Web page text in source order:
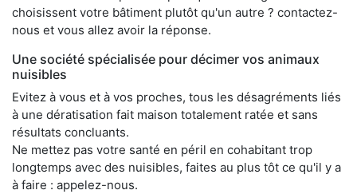
choisissent votre bâtiment plutôt qu'un autre ? contactez-
nous et vous allez avoir la réponse.
Une société spécialisée pour décimer vos animaux
nuisibles
Evitez à vous et à vos proches, tous les désagréments liés
à une dératisation fait maison totalement ratée et sans
résultats concluants.
Ne mettez pas votre santé en péril en cohabitant trop
longtemps avec des nuisibles, faites au plus tôt ce qu'il y a
à faire : appelez-nous.